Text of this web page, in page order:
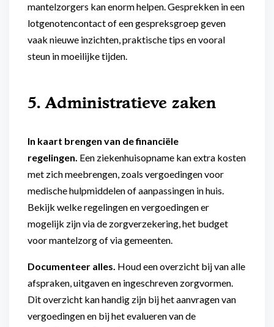
mantelzorgers kan enorm helpen. Gesprekken in een
lotgenotencontact of een gespreksgroep geven
vaak nieuwe inzichten, praktische tips en vooral
steun in moeilijke tijden.
5. Administratieve zaken
In kaart brengen van de financiële
regelingen. Een ziekenhuisopname kan extra kosten
met zich meebrengen, zoals vergoedingen voor
medische hulpmiddelen of aanpassingen in huis.
Bekijk welke regelingen en vergoedingen er
mogelijk zijn via de zorgverzekering, het budget
voor mantelzorg of via gemeenten.
Documenteer alles. Houd een overzicht bij van alle
afspraken, uitgaven en ingeschreven zorgvormen.
Dit overzicht kan handig zijn bij het aanvragen van
vergoedingen en bij het evalueren van de